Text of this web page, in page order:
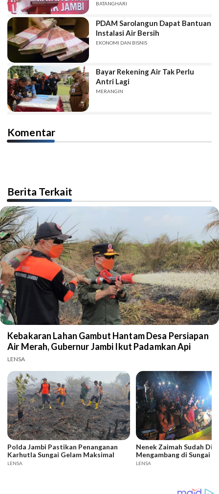
BATANGHARI
PDAM Sarolangun Dapat Bantuan
Instalasi Air Bersih
EKONOMI DAN BISNIS
Bayar Rekening Air Tak Perlu
Antri Lagi
MERANGIN
Komentar
Berita Terkait
Kebakaran Lahan Gambut Hantam Desa Persiapan
Air Merah, Gubernur Jambi Ikut Padamkan Api
LENSA
Polda Jambi Pastikan Penanganan
Karhutla Sungai Gelam Maksimal
LENSA
Nenek Zaimah Sudah
Mengambang di Sungai
LENSA